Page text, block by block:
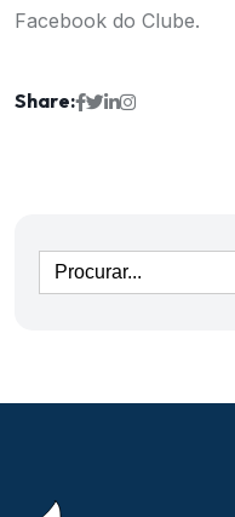
Facebook do Clube.
Share: